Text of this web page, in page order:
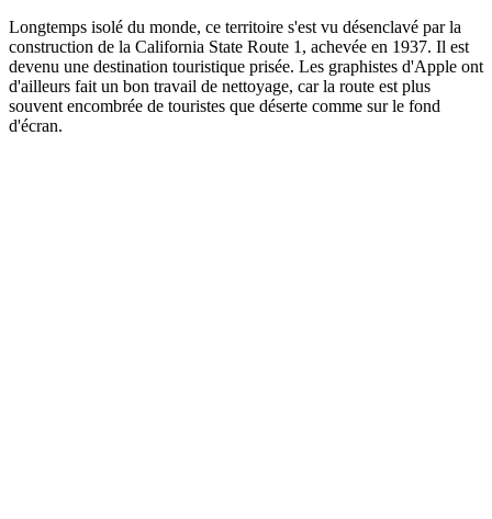
Longtemps isolé du monde, ce territoire s'est vu désenclavé par la
construction de la California State Route 1, achevée en 1937. Il est
devenu une destination touristique prisée. Les graphistes d'Apple ont
d'ailleurs fait un bon travail de nettoyage, car la route est plus
souvent encombrée de touristes que déserte comme sur le fond
d'écran.